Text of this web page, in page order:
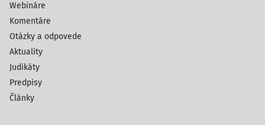
Webináre
Komentáre
Otázky a odpovede
Aktuality
Judikáty
Predpisy
Články